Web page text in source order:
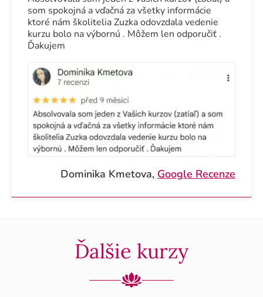
som spokojná a vďačná za všetky informácie
ktoré nám školitelia Zuzka odovzdala vedenie
kurzu bolo na výbornú . Môžem len odporučiť .
Ďakujem
Dominika Kmetova, Google Recenze
Ďalšie kurzy